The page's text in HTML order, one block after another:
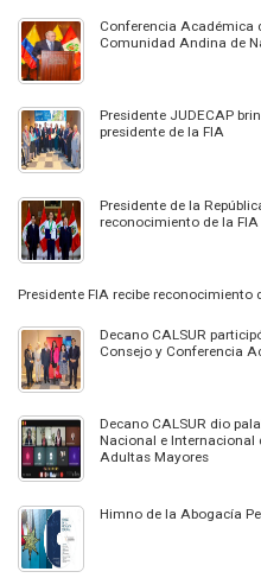
Conferencia Académica
Comunidad Andina de
Presidente JUDECAP
presidente de la FIA
Presidente de la
reconocimiento de la FIA
Presidente FIA recibe
Decano CALSUR
Consejo y Conferencia
Decano CALSUR dio
Nacional e Internacional
Adultas Mayores
Himno de la Abogacía